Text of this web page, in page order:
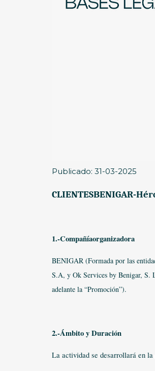
Publicado: 31-03-2025
CLIENTESBENIGAR-
1.-Compañíaorganizadora
BENIGAR (Formada por las
S.A, y Ok Services by Benigar, S.
adelante la “Promoción”).
2.-Ámbito y Duración
La actividad se desarrollará en